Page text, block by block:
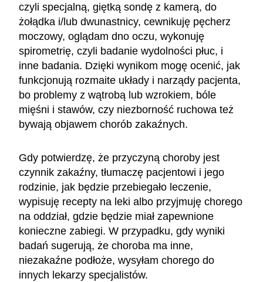
czyli specjalną, giętką sondę z kamerą, do
żołądka i/lub dwunastnicy, cewnikuję pęcherz
moczowy, oglądam dno oczu, wykonuję
spirometrię, czyli badanie wydolności płuc, i
inne badania. Dzięki wynikom mogę ocenić, jak
funkcjonują rozmaite układy i narządy pacjenta,
bo problemy z wątrobą lub wzrokiem, bóle
mięśni i stawów, czy niezborność ruchowa też
bywają objawem chorób zakaźnych.
Gdy potwierdzę, że przyczyną choroby jest
czynnik zakaźny, tłumaczę pacjentowi i jego
rodzinie, jak będzie przebiegało leczenie,
wypisuję recepty na leki albo przyjmuję chorego
na oddział, gdzie będzie miał zapewnione
konieczne zabiegi. W przypadku, gdy wyniki
badań sugerują, że choroba ma inne,
niezakaźne podłoże, wysyłam chorego do
innych lekarzy specjalistów.